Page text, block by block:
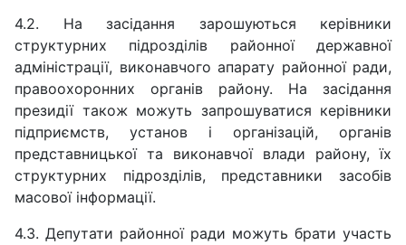
4.2. На засідання зарошуються керівники
структурних підрозділів районної державної
адміністрації, виконавчого апарату районної ради,
правоохоронних органів району. На засідання
президії також можуть запрошуватися керівники
підприємств, установ і організацій, органів
представницької та виконавчої влади району, їх
структурних підрозділів, представники засобів
масової інформації.
4.3. Депутати районної ради можуть брати участь